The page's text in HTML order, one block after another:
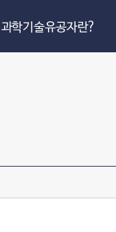
과학기술유공자란?